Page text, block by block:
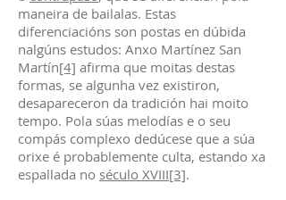
maneira de bailalas. Estas
diferenciacións son postas en dúbida
nalgúns estudos: Anxo Martínez San
Martín[4] afirma que moitas destas
formas, se algunha vez existiron,
desapareceron da tradición hai moito
tempo. Pola súas melodías e o seu
compás complexo dedúcese que a súa
orixe é probablemente culta, estando xa
espallada no século XVIII[3].